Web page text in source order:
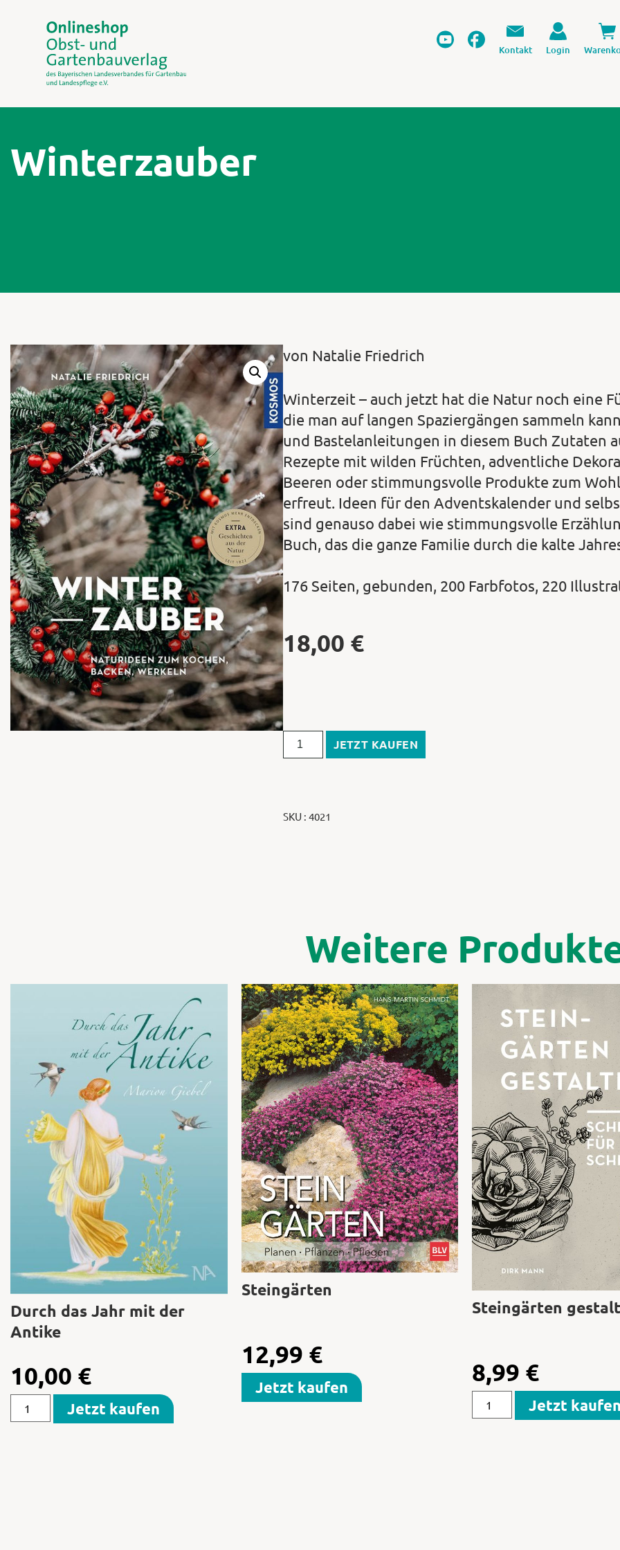
Kontakt Login
Winterzauber
von Natalie Friedrich
Winterzeit – auch jetzt hat die Natur noch eine
die man auf langen Spaziergängen sammeln
und Bastelanleitungen in diesem Buch Zutaten
Rezepte mit wilden Früchten, adventliche
Beeren oder stimmungsvolle Produkte zum
erfreut. Ideen für den Adventskalender und
sind genauso dabei wie stimmungsvolle
Buch, das die ganze Familie durch die kalte
176 Seiten, gebunden, 200 Farbfotos, 220
18,00 €
JETZT KAUFEN
SKU : 4021
Weitere
Durch das Jahr mit der
Antike
10,00 €
Jetzt kaufen
Steingärten
12,99 €
Jetzt kaufen
Steingärten
8,99 €
Jetzt